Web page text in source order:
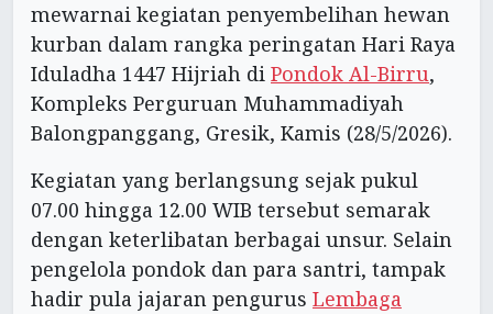
mewarnai kegiatan penyembelihan hewan
kurban dalam rangka peringatan Hari Raya
Iduladha 1447 Hijriah di Pondok Al-Birru,
Kompleks Perguruan Muhammadiyah
Balongpanggang, Gresik, Kamis (28/5/2026).
Kegiatan yang berlangsung sejak pukul
07.00 hingga 12.00 WIB tersebut semarak
dengan keterlibatan berbagai unsur. Selain
pengelola pondok dan para santri, tampak
hadir pula jajaran pengurus Lembaga